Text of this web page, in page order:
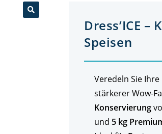
Dress’ICE
Speisen
Veredeln Sie
stärkerer Wow-
Konservierung
und 5 kg